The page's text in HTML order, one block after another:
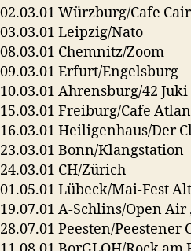
02.03.01 Würzburg/Cafe
03.03.01 Leipzig/Nato
08.03.01 Chemnitz/Zoom
09.03.01 Erfurt/Engelsburg
10.03.01 Ahrensburg/42 Juki
15.03.01 Freiburg/Cafe
16.03.01 Heiligenhaus/Der
23.03.01 Bonn/Klangstation
24.03.01 CH/Zürich
01.05.01 Lübeck/Mai-Fest
19.07.01 A-Schlins/Open Air
28.07.01 Peesten/Peestener